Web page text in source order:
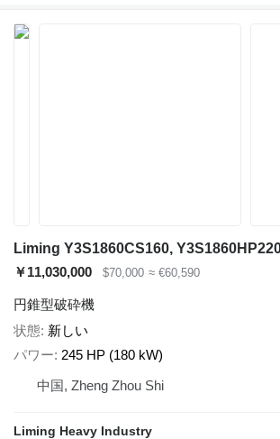
￥11,030,000 $70,000 ≈ €60,590
円錐型破砕機
状態 新しい
パワー 245 HP (180 kW)
中国, Zheng Zhou Shi
Liming Heavy Industry